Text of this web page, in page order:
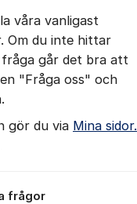
kommentar
våra vanligast
Om du inte hittar
går det bra att
"Fråga oss" och
gör du via Mina sidor.
frågor